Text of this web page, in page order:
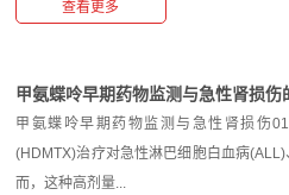
查看更多
甲氨蝶呤早期药物监测与急性肾损伤
甲氨蝶呤早期药物监测与急性肾损伤
(HDMTX)治疗对急性淋巴细胞白血病
而，这种高剂量...